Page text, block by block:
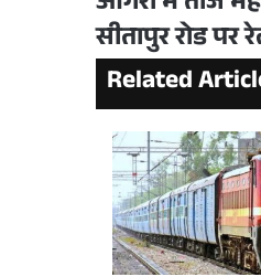
सीतापुर रोड
Related